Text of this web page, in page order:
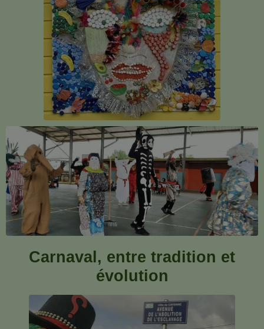
Carnaval, entre tradition et
évolution